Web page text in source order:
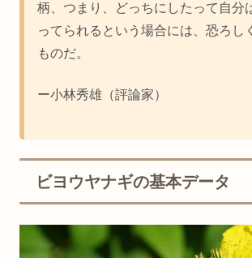
柄、つまり、どっちにしたって自分
ってられるという場合には、恐ろし
ものだ。
ー小林秀雄（評論家）
ビヨウヤナギの基本データ